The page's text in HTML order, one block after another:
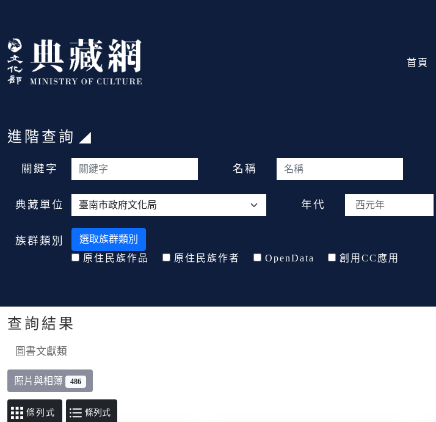
::: 首頁
:::
進階查詢
關鍵字 名稱
典藏單位 年代
族群類別
選取族群類別
原住民族作品
原住民族作者 OpenData 創用CC應用
查詢結果
圖書文獻類
照片與相簿 486
條列式